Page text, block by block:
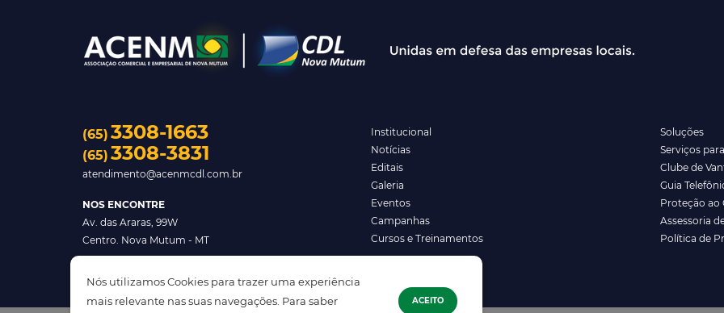
Nós utilizamos Cookies para trazer uma experiência
mais relevante nas suas navegações. Para saber
ACEITO
(65) 3308-1663
(65) 3308-3831
atendimento@acenmcdl.com.br
NOS ENCONTRE
Av. das Araras, 99W
Centro. Nova Mutum - MT
Institucional
Notícias
Editais
Galeria
Eventos
Campanhas
Cursos e Treinamentos
Soluções
Serviços
Clube de
Guia
Proteção ao
Assessoria
Política de